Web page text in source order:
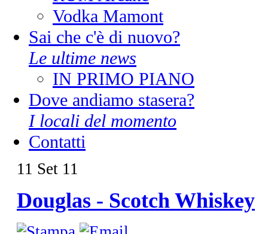
Vodka Mamont
Sai che c'è di nuovo?
Le ultime news
IN PRIMO PIANO
Dove andiamo stasera?
I locali del momento
Contatti
11 Set 11
Douglas - Scotch Whiskey